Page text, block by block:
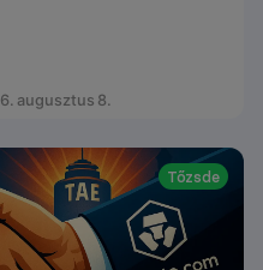
augusztus 8.
Tőzsde